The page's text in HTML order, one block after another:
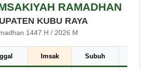
RAMADHAN
KUBU RAYA
1447 H / 2026 M
Imsak Subuh